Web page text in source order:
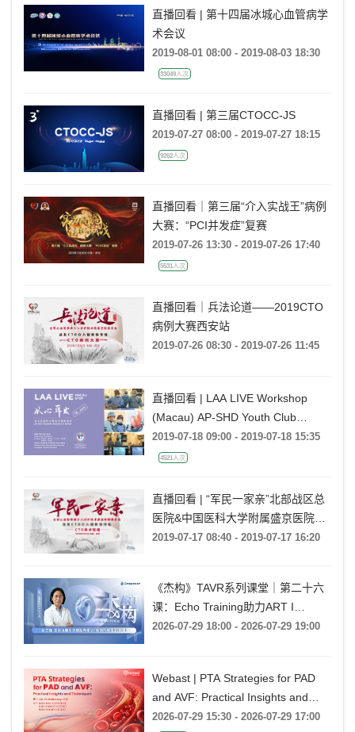
直播回看 | 第十四届冰城心血管病学
术会议
2019-08-01 08:00 - 2019-08-03 18:30
33049人次
直播回看 | 第三届CTOCC-JS
2019-07-27 08:00 - 2019-07-27 18:15
9262人次
直播回看｜第三届“介入实战王”病例
大赛：“PCI并发症”复赛
2019-07-26 13:30 - 2019-07-26 17:40
5531人次
直播回看｜兵法论道——2019CTO
病例大赛西安站
2019-07-26 08:30 - 2019-07-26 11:45
直播回看 | LAA LIVE Workshop
(Macau) AP-SHD Youth Club
Training Series
2019-07-18 09:00 - 2019-07-18 15:35
4521人次
直播回看 | “军民一家亲”北部战区总
医院&中国医科大学附属盛京医院
CTO手术联播
2019-07-17 08:40 - 2019-07-17 16:20
《杰构》TAVR系列课堂｜第二十六
课：Echo Training助力ART I
Rebecca T. Hahn教授《第二期-主动
2026-07-29 18:00 - 2026-07-29 19:00
Webast | PTA Strategies for PAD
and AVF: Practical Insights and
Techniques
2026-07-29 15:30 - 2026-07-29 17:00